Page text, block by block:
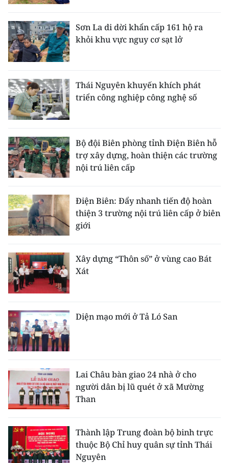
Sơn La di dời khẩn cấp 161 hộ ra
khỏi khu vực nguy cơ sạt lở
Thái Nguyên khuyến khích phát
triển công nghiệp công nghệ số
Bộ đội Biên phòng tỉnh Điện Biên hỗ
trợ xây dựng, hoàn thiện các trường
nội trú liên cấp
Điện Biên: Đẩy nhanh tiến độ hoàn
thiện 3 trường nội trú liên cấp ở biên
giới
Xây dựng “Thôn số” ở vùng cao Bát
Xát
Diện mạo mới ở Tả Ló San
Lai Châu bàn giao 24 nhà ở cho
người dân bị lũ quét ở xã Mường
Than
Thành lập Trung đoàn bộ binh trực
thuộc Bộ Chỉ huy quân sự tỉnh Thái
Nguyên